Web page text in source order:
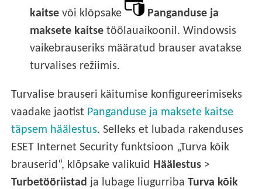
kaitse või klõpsake
Panganduse ja
maksete kaitse töölauaikoonil. Windowsis
vaikebrauseriks määratud brauser avatakse
turvalises režiimis.
Turvalise brauseri käitumise konfigureerimiseks
vaadake jaotist Panganduse ja maksete kaitse
täpsem häälestus. Selleks et lubada rakenduses
ESET Internet Security funktsioon „Turva kõik
brauserid“, klõpsake valikuid Häälestus >
Turbetööriistad ja lubage liugurribaTurva kõik